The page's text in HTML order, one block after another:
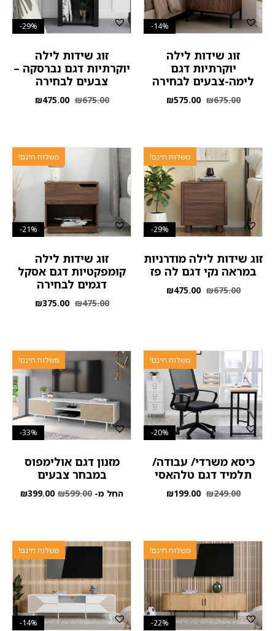
14%-
זוג שידות לילה
יוקרתיות דגם
לימה-צבעים לבחירה
₪675.00
₪575.00
29%-
זוג שידות לילה
יוקרתיות דגם נברסקה –
צבעים לבחירה
₪675.00
₪475.00
משלוח חינם!
29%-
זוג שידות לילה מודרניות
במראה נקי דגם לה פז
₪675.00
₪475.00
משלוח חינם!
21%-
זוג שידות לילה
קומפקטיות דגם אסקל
דגמים לבחירה
₪475.00
₪375.00
משלוח חינם!
20%-
כיסא משרדי/ עבודה/
תלמיד דגם טלהאסי
₪249.00
₪199.00
משלוח חינם!
33%-
מזנון דגם אולימפוס
במבחר צבעים
החל מ- ₪599.00
₪399.00
משלוח חינם!
22%-
משלוח חינם!
14%-